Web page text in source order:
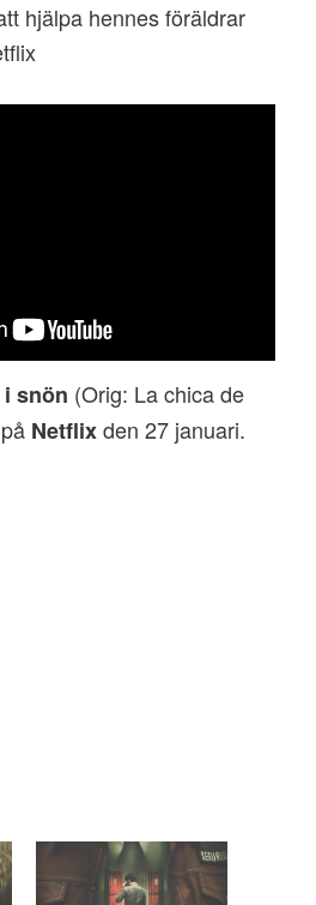
hjälpa hennes föräldrar
snön (Orig: La chica de
Netflixden 27 januari.